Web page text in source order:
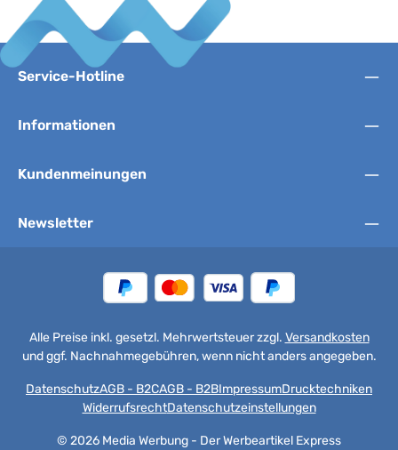
Service-Hotline
Informationen
Kundenmeinungen
Newsletter
Alle Preise inkl. gesetzl. Mehrwertsteuer zzgl. Versandkosten
und ggf. Nachnahmegebühren, wenn nicht anders angegeben.
© 2026 Media Werbung - Der Werbeartikel Express
DatenschutzAGB - B2CAGB - B2BImpressumDrucktechniken
WiderrufsrechtDatenschutzeinstellungen